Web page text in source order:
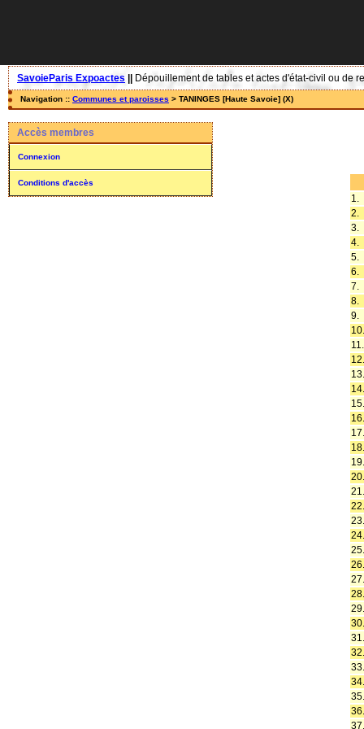
SavoieParis Expoactes Dépouillement de tables et actes d'état-civil ou de
Navigation :: Communes et paroisses > TANINGES [Haute Savoie] (X)
Accès membres
Connexion
Conditions d'accès
1.
2.
3.
4.
5.
6.
7.
8.
9.
10.
11.
12.
13.
14.
15.
16.
17.
18.
19.
20.
21.
22.
23.
24.
25.
26.
27.
28.
29.
30.
31.
32.
33.
34.
35.
36.
37.